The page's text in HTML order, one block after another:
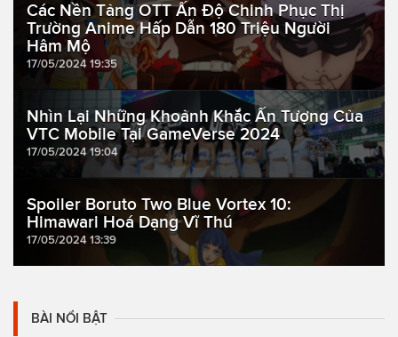
Các Nền Tảng OTT Ấn Độ Chinh Phục Thị
Trường Anime Hấp Dẫn 180 Triệu Người
Hâm Mộ
17/05/2024 19:35
Nhìn Lại Những Khoảnh Khắc Ấn Tượng Của
VTC Mobile Tại GameVerse 2024
17/05/2024 19:04
Spoiler Boruto Two Blue Vortex 10:
Himawari Hoá Dạng Vĩ Thú
17/05/2024 13:39
BÀI NỔI BẬT